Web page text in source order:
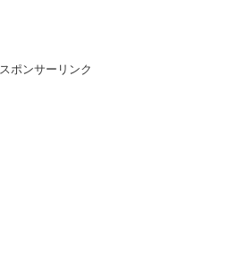
スポンサーリンク